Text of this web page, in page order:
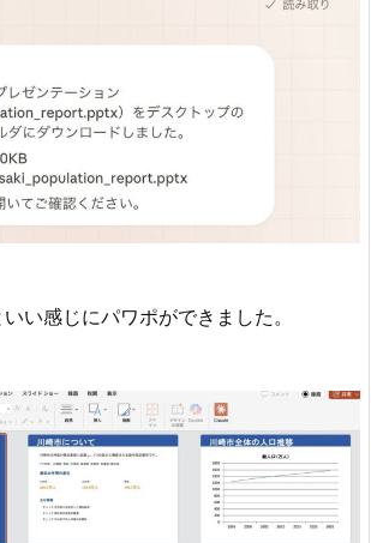
い感じにパワポができました。